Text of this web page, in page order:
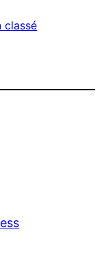
classé